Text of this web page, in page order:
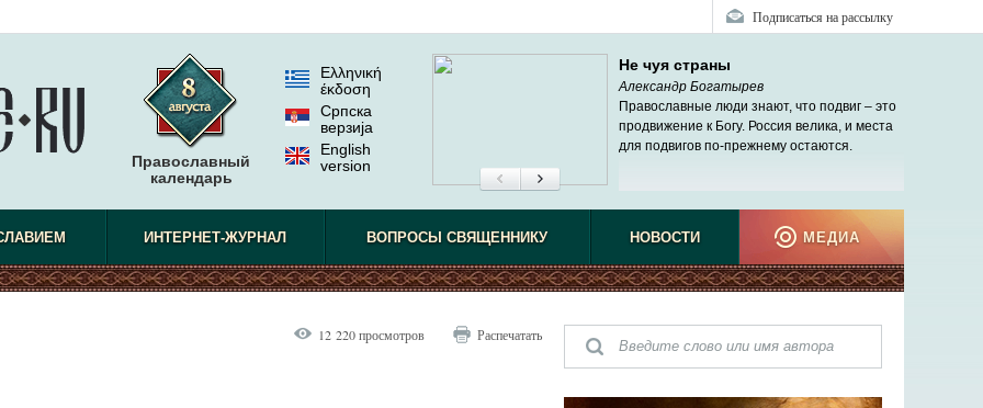
Подписаться на рассылку
Православный
календарь
Ελληνική
έκδοση
Српска
верзиjа
English
version
Не чуя страны
Александр Богатырев
Православные люди знают, что подвиг – это
продвижение к Богу. Россия велика, и места
для подвигов по-прежнему остаются.
ИНТЕРНЕТ-ЖУРНАЛ ВОПРОСЫ СВЯЩЕННИКУ НОВОСТИ МЕДИА
12 220 просмотров Распечатать